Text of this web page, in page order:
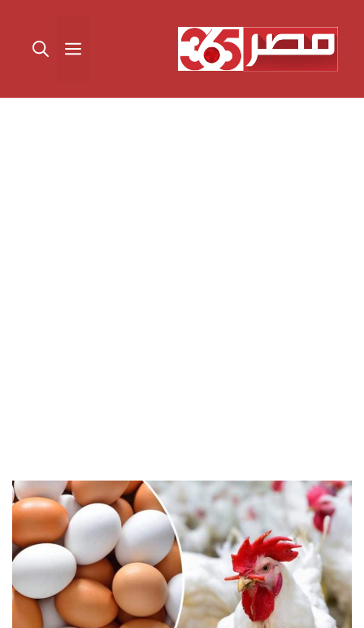
المحتوى القائمة